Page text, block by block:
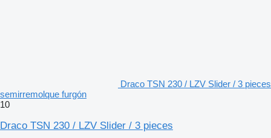
Draco TSN 230 / LZV Slider / 3 pieces
semirremolque furgón
10
Draco TSN 230 / LZV Slider / 3 pieces